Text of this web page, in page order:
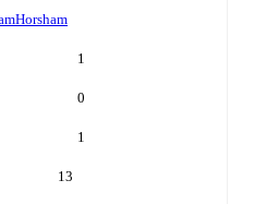
Horsham
1
0
1
13